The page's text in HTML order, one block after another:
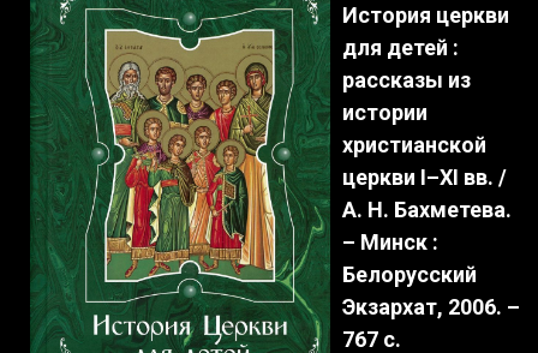
История церкви
для детей :
рассказы из
истории
христианской
церкви I–XI вв. /
А. Н. Бахметева.
– Минск :
Белорусский
Экзархат, 2006. –
767 с.